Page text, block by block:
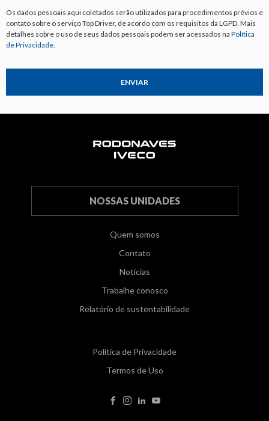
Os dados pessoais aqui coletados serão utilizados para procedimentos prévios e
contato sobre o serviço Top Driver, de acordo com os requisitos da LGPD. Mais
detalhes sobre o uso de seus dados pessoais podem ser acessados na Política
de Privacidade.
ENVIAR
NOSSAS UNIDADES
Quem somos
Contato
Notícias
Trabalhe conosco
Relatório de sustentabilidade
Política de Privacidade
Termos de Uso